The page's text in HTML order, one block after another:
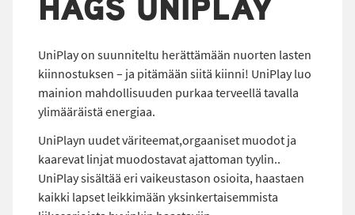
UniPlay on suunniteltu herättämään nuorten lasten
kiinnostuksen – ja pitämään siitä kiinni! UniPlay luo
mainion mahdollisuuden purkaa terveellä tavalla
ylimääräistä energiaa.
UniPlayn uudet väriteemat,orgaaniset muodot ja
kaarevat linjat muodostavat ajattoman tyylin..
UniPlay sisältää eri vaikeustason osioita, haastaen
kaikki lapset leikkimään yksinkertaisemmista